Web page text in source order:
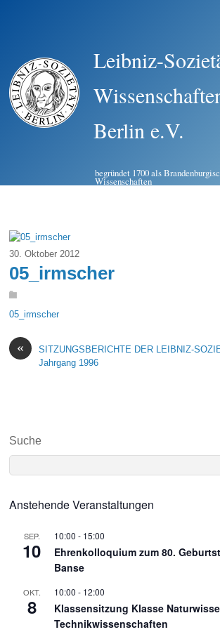
Leibniz-
Berlin e.V.
begründet 1700 als
Wissenschaften
30. Oktober 2012
05_irmscher
05_irmscher
«
SITZUNGSBERICHTE DER LEIBNIZ-
Jahrgang 1996
Suche
Anstehende Veranstaltungen
SEP.
10
10:00 - 15:00
Ehrenkolloquium zum 80.
Banse
OKT.
8
10:00 - 12:00
Klassensitzung Klasse
Technikwissenschaften